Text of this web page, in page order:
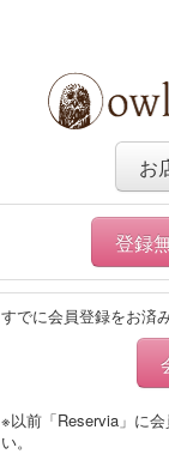
お
登録
すでに会員登録をお済
※以前「Reservia」に
い。